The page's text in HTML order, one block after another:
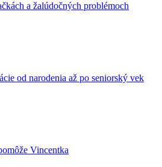
a žalúdočných problémoch
od narodenia až po seniorský vek
Vincentka